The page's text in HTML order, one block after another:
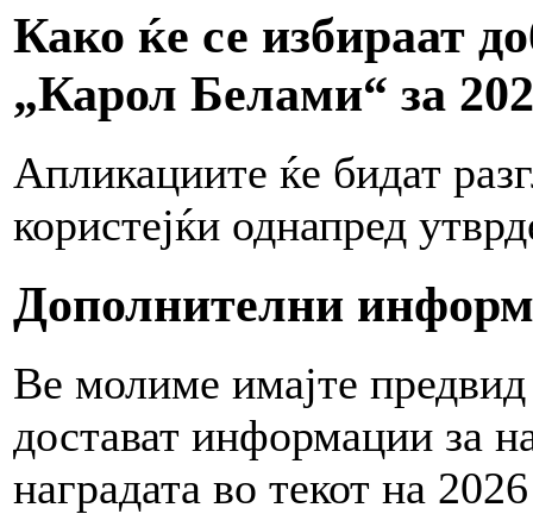
Како ќе се избираат
„Карол Белами“ за
Апликациите ќе бидат
користејќи однапред
Дополнителни
Ве молиме имајте
достават информации за
наградата во текот на